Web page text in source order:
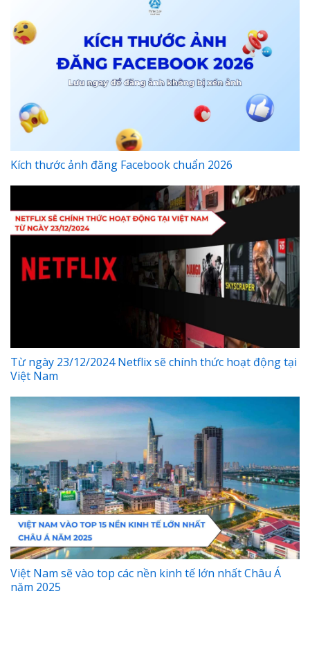
Kích thước ảnh đăng Facebook chuẩn 2026
Từ ngày 23/12/2024 Netflix sẽ chính thức hoạt động tại
Việt Nam
Việt Nam sẽ vào top các nền kinh tế lớn nhất Châu Á
năm 2025